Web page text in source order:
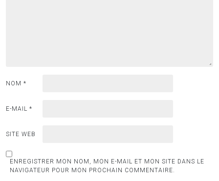
NOM *
E-MAIL *
SITE WEB
ENREGISTRER MON NOM, MON E-MAIL ET MON SITE DANS LE
NAVIGATEUR POUR MON PROCHAIN COMMENTAIRE.